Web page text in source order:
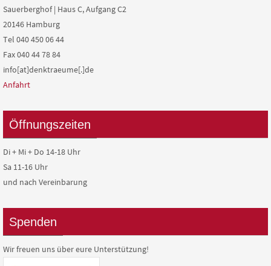
Sauerberghof | Haus C, Aufgang C2
20146 Hamburg
Tel 040 450 06 44
Fax 040 44 78 84
info[at]denktraeume[.]de
Anfahrt
Öffnungszeiten
Di + Mi + Do 14-18 Uhr
Sa 11-16 Uhr
und nach Vereinbarung
Spenden
Wir freuen uns über eure Unterstützung!